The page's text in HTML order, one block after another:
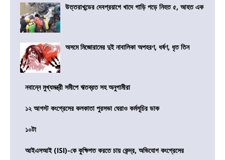
উত্তরাখন্ডের দেবপ্রয়াগে খাদে গাড়ি পড়ে নিহত ৫, আহত এক
অসমে মিজোরামের দুই নাবালিকা অপহরণ, ধর্ষণ, ধৃত তিন
নবান্নে মুখ্যমন্ত্রী সমীপে ঋতব্রত সহ অনুগামীরা
১২ আগস্ট কংগ্রেসের কলকাতা পুরসভা ঘেরাও কর্মসূচির ডাক
১০টা
আইএসআই (ISI)-কে কুক্ষিগত করতে চায় কেন্দ্র, অভিযোগ কংগ্রেসের